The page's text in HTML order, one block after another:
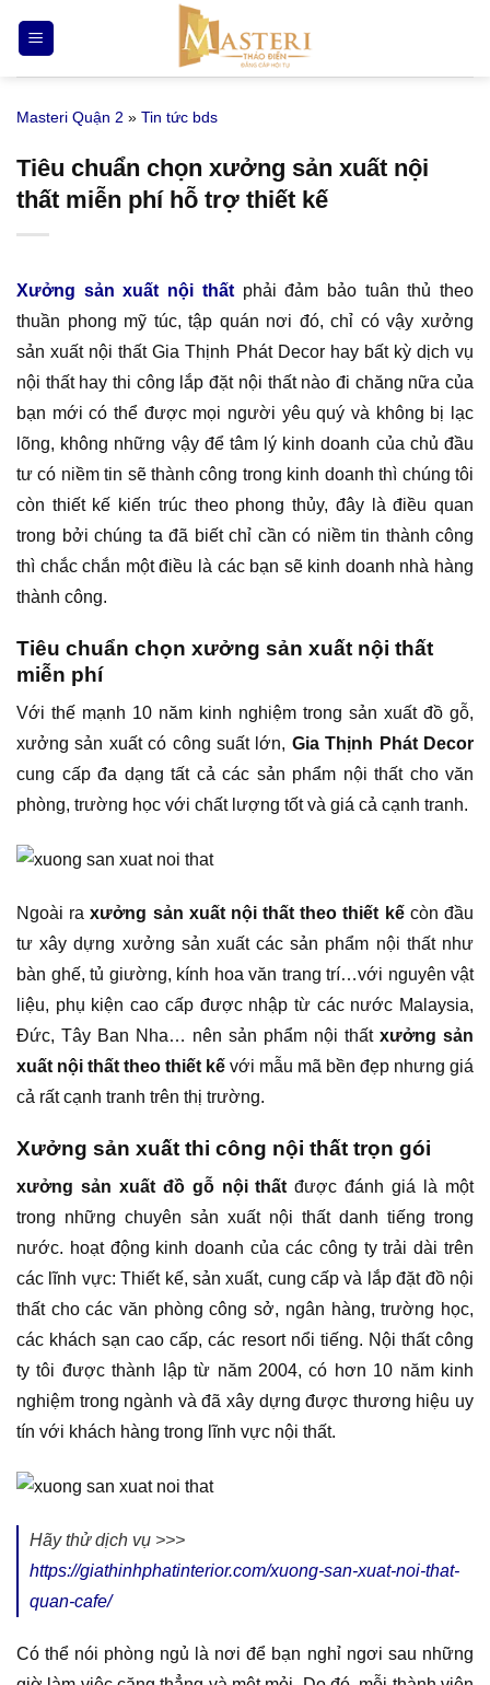
qua
nội
Masteri Quận 2 » Tin tức bds
Tiêu chuẩn chọn xưởng sản xuất nội
thất miễn phí hỗ trợ thiết kế
Xưởng sản xuất nội thấtphải đảm bảo tuân thủ theo
thuần phong mỹ túc, tập quán nơi đó, chỉ có vậy xưởng
sản xuất nội thất Gia Thịnh Phát Decor hay bất kỳ dịch vụ
nội thất hay thi công lắp đặt nội thất nào đi chăng nữa của
bạn mới có thể được mọi người yêu quý và không bị lạc
lõng, không những vậy để tâm lý kinh doanh của chủ đầu
tư có niềm tin sẽ thành công trong kinh doanh thì chúng tôi
còn thiết kế kiến trúc theo phong thủy, đây là điều quan
trong bởi chúng ta đã biết chỉ cần có niềm tin thành công
thì chắc chắn một điều là các bạn sẽ kinh doanh nhà hàng
thành công.
Tiêu chuẩn chọn xưởng sản xuất nội thất
miễn phí
Với thế mạnh 10 năm kinh nghiệm trong sản xuất đồ gỗ,
xưởng sản xuất có công suất lớn, Gia Thịnh Phát Decor
cung cấp đa dạng tất cả các sản phẩm nội thất cho văn
phòng, trường học với chất lượng tốt và giá cả cạnh tranh.
Ngoài raxưởng sản xuất nội thất theo thiết kếcòn đầu
tư xây dựng xưởng sản xuất các sản phẩm nội thất như
bàn ghế, tủ giường, kính hoa văn trang trí…với nguyên vật
liệu, phụ kiện cao cấp được nhập từ các nước Malaysia,
Đức, Tây Ban Nha… nên sản phẩm nội thất xưởng sản
xuất nội thất theo thiết kế với mẫu mã bền đẹp nhưng giá
cả rất cạnh tranh trên thị trường.
Xưởng sản xuất thi công nội thất trọn gói
xưởng sản xuất đồ gỗ nội thất được đánh giá là một
trong những chuyên sản xuất nội thất danh tiếng trong
nước. hoạt động kinh doanh của các công ty trải dài trên
các lĩnh vực: Thiết kế, sản xuất, cung cấp và lắp đặt đồ nội
thất cho các văn phòng công sở, ngân hàng, trường học,
các khách sạn cao cấp, các resort nổi tiếng. Nội thất công
ty tôi được thành lập từ năm 2004, có hơn 10 năm kinh
nghiệm trong ngành và đã xây dựng được thương hiệu uy
tín với khách hàng trong lĩnh vực nội thất.
Hãy thử dịch vụ >>>
https://giathinhphatinterior.com/xuong-san-xuat-noi-that-
quan-cafe/
Có thể nói phòng ngủ là nơi để bạn nghỉ ngơi sau những